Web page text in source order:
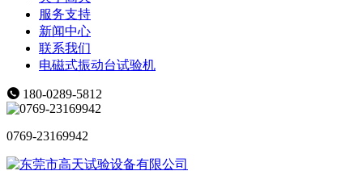
服务支持
新闻中心
联系我们
电磁式振动台试验机
180-0289-5812
0769-23169942